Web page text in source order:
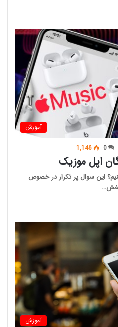
آموزش
0
1,146
اپل موزیک
این سوال پر تکرار در خصوص
پخش…
آموزش